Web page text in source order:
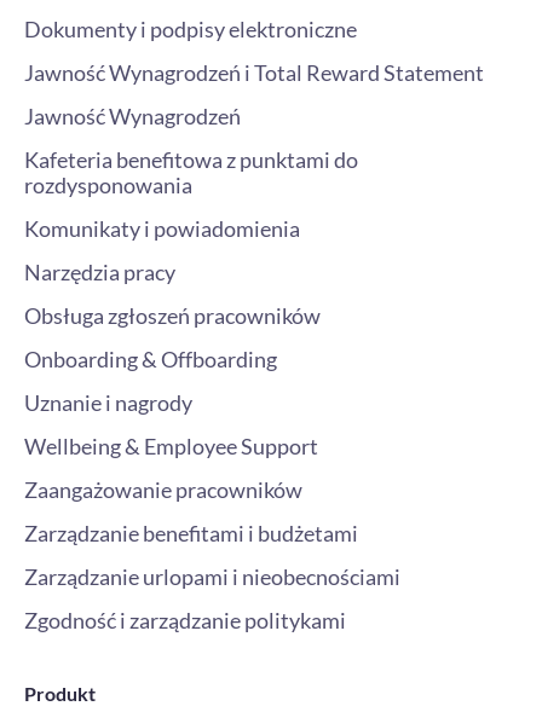
Dokumenty i podpisy elektroniczne
Jawność Wynagrodzeń i Total Reward Statement
Jawność Wynagrodzeń
Kafeteria benefitowa z punktami do
rozdysponowania
Komunikaty i powiadomienia
Narzędzia pracy
Obsługa zgłoszeń pracowników
Onboarding & Offboarding
Uznanie i nagrody
Wellbeing & Employee Support
Zaangażowanie pracowników
Zarządzanie benefitami i budżetami
Zarządzanie urlopami i nieobecnościami
Zgodność i zarządzanie politykami
Produkt